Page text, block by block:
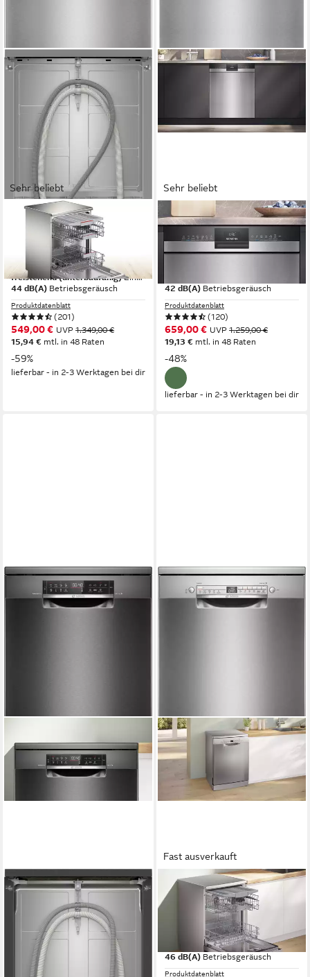
Sehr beliebt
BOSCH
Standgeschirrspüler Serie 4
SMS4EVI09E
60 x 84,5 x 60 cm B/H/T
freistehend (unterbaufähig) Einbauart
44 dB(A) Betriebsgeräusch
Produktdatenblatt
(201)
549,00 € UVP 1.349,00 €
15,94 € mtl. in 48 Raten
-59%
lieferbar - in 2-3 Werktagen bei dir
Sehr beliebt
SIEMENS
Unterbaugeschirrspüler
iQ300 SN43ES28AE
42 dB(A) Betriebsgeräusch
Produktdatenblatt
(120)
659,00 € UVP 1.259,00 €
19,13 € mtl. in 48 Raten
-48%
lieferbar - in 2-3 Werktagen bei dir
BOSCH
Standgeschirrspüler Serie 6
SMS6ECC12E
60 x 84,5 x 60 cm
B/H/T
freistehend (unterbaufähig)
42 dB(A)
Betriebsgeräusch
Produktdatenblatt
Fast ausverkauft
BOSCH
Standgeschirrspüler Serie 2
SMS2HVI02E
60 x 84,5 x 60 cm B/H/T
freistehend (unterbaufähig) Einbauart
46 dB(A) Betriebsgeräusch
Produktdatenblatt